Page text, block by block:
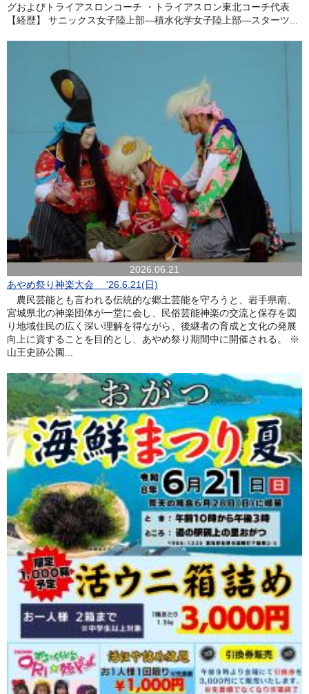
グおよびトライアスロンコーチ ・トライアスロン東北コーチ代表
【経歴】 サニックス女子陸上部―積水化学女子陸上部―スターツ...
2026.06.21
あやめ祭り神楽大会 '26.6.21(日)
農民芸能とも言われる伝統的な郷土芸能を守ろうと、岩手県南、
宮城県北の神楽団体が一堂に会し、民俗芸能神楽の交流と保存を図
り地域住民の広く深い理解を得ながら、後継者の育成と文化の発展
向上に資することを目的とし、あやめ祭り期間中に開催される。 ※
山王史跡公園...